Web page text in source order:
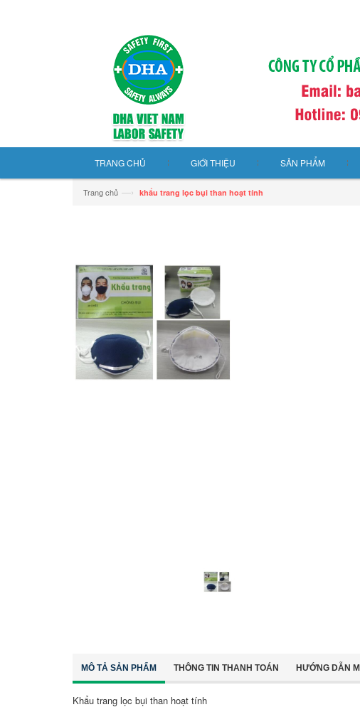
TRANG CHỦ GIỚI THIỆU SẢN PHẨM
Trang chủ —› khẩu trang lọc bụi than hoạt tính
MÔ TẢ SẢN PHẨM THÔNG TIN THANH TOÁN HƯỚNG DẪN
Khẩu trang lọc bụi than hoạt tính